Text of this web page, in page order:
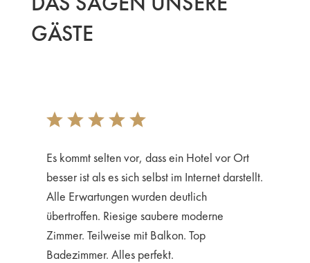
GÄSTE
Es kommt selten vor, dass ein Hotel vor Ort
besser ist als es sich selbst im Internet darstellt.
Alle Erwartungen wurden deutlich
übertroffen. Riesige saubere moderne
Zimmer. Teilweise mit Balkon. Top
Badezimmer. Alles perfekt.